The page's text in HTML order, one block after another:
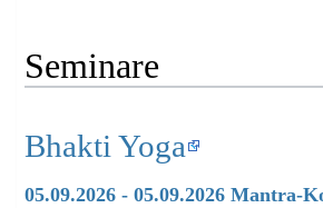
Seminare
Bhakti Yoga
05.09.2026 - 05.09.2026 Mantra-